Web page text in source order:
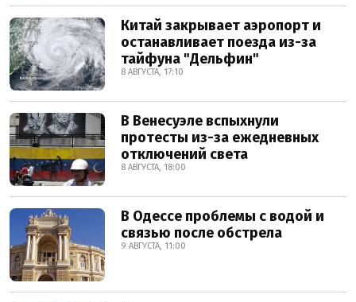
Китай закрывает аэропорт и
останавливает поезда из-за
тайфуна "Дельфин"
8 АВГУСТА, 17:10
В Венесуэле вспыхнули
протесты из-за ежедневных
отключений света
8 АВГУСТА, 18:00
В Одессе проблемы с водой и
связью после обстрела
9 АВГУСТА, 11:00